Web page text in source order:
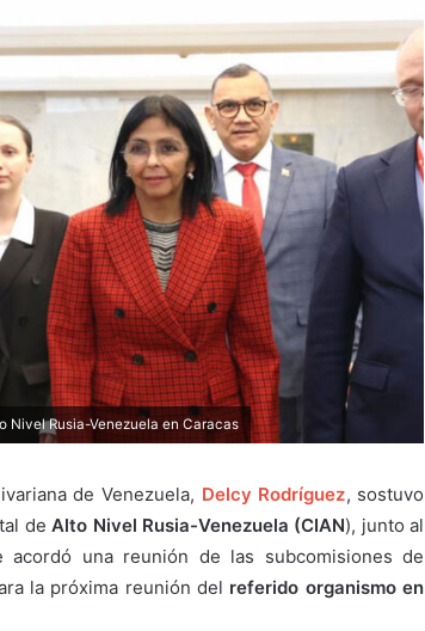
Nivel Rusia-Venezuela en Caracas
de Venezuela, Delcy Rodríguez, sostuvo
deAlto Nivel Rusia-Venezuela (CIAN), junto al
acordó una reunión de las subcomisiones de
la próxima reunión del referido organismo en